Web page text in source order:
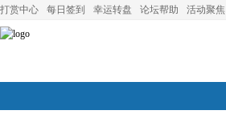
打赏中心 每日签到 幸运转盘 论坛帮助 活动聚焦